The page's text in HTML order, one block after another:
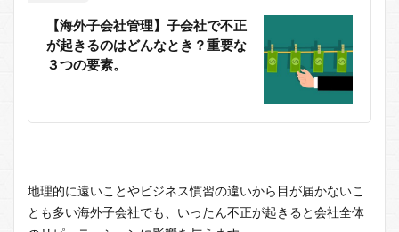
【海外子会社管理】子会社で不正
が起きるのはどんなとき？重要な
３つの要素。
地理的に遠いことやビジネス慣習の違いから目が届かないこ
とも多い海外子会社でも、いったん不正が起きると会社全体